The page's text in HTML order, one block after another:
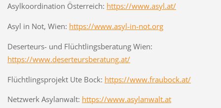
Asylkoordination Österreich: https://www.asyl.at/
Asyl in Not, Wien: https://www.asyl-in-not.org
Deserteurs- und Flüchtlingsberatung Wien:
https://www.deserteursberatung.at/
Flüchtlingsprojekt Ute Bock: https://www.fraubock.at/
Netzwerk Asylanwalt: https://www.asylanwalt.at